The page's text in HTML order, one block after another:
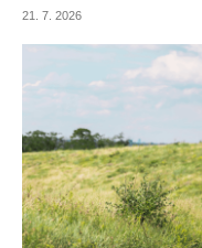
podobu. Podívejte se, co
21. 7. 2026